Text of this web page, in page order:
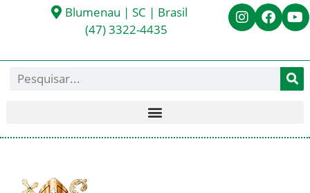
Blumenau | SC | Brasil
(47) 3322-4435